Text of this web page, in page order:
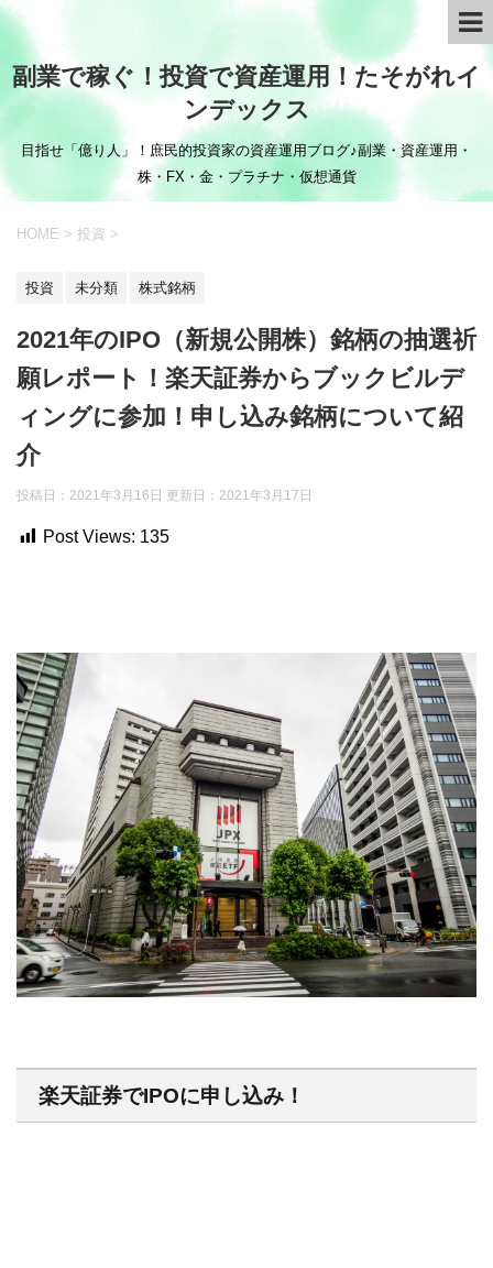
副業で稼ぐ！投資で資産運用！たそがれイ
ンデックス
目指せ「億り人」！庶民的投資家の資産運用ブログ♪副業・資産運用・
株・FX・金・プラチナ・仮想通貨
HOME > 投資 >
投資 未分類 株式銘柄
2021年のIPO（新規公開株）銘柄の抽選祈
願レポート！楽天証券からブックビルデ
ィングに参加！申し込み銘柄について紹
介
投稿日：2021年3月16日 更新日： 2021年3月17日
Post Views: 135
楽天証券でIPOに申し込み！